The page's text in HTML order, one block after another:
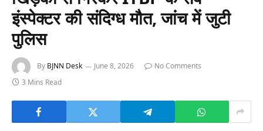
इंस्पेक्टर की संदिग्ध मौत, जांच में जुटी
पुलिस
By BJNN Desk June 8, 2026
No Comments
3 Mins Read